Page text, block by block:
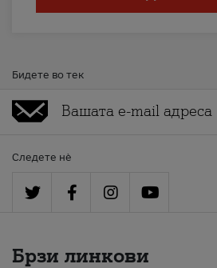
Бидете во тек
Следете нè
Брзи линкови